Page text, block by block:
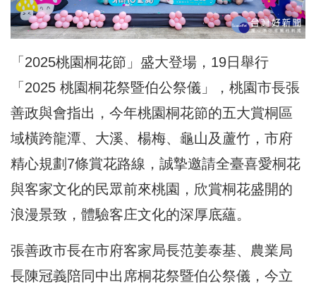
「2025桃園桐花節」盛大登場，19日舉行
「2025 桃園桐花祭暨伯公祭儀」，桃園市長張
善政與會指出，今年桃園桐花節的五大賞桐區
域橫跨龍潭、大溪、楊梅、龜山及蘆竹，市府
精心規劃7條賞花路線，誠摯邀請全臺喜愛桐花
與客家文化的民眾前來桃園，欣賞桐花盛開的
浪漫景致，體驗客庄文化的深厚底蘊。
張善政市長在市府客家局長范姜泰基、農業局
長陳冠義陪同中出席桐花祭暨伯公祭儀，今立